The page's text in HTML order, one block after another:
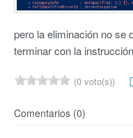
pero la eliminación no se
terminar con la
(0 voto(s))
Comentarios (0)